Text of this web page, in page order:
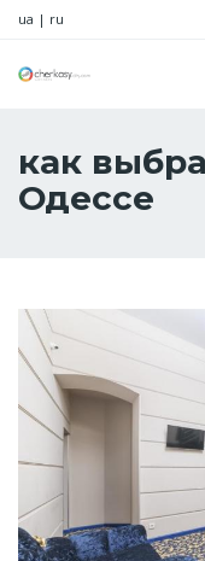
ua | ru
как
Одессе